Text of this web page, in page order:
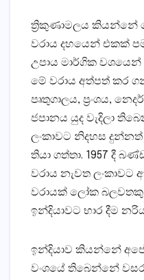
ත්‍රිකුණාමලය කියන්නේ
වරාය දහයෙන් එකක්‌
උපාය මාර්ගික වශයෙන්
මේ වරාය අත්පත් කර
පෘතුගාලය, ප්‍රංශය,
ජපානය යුද වැදිලා
ලංකාවට නිදහස
තියා ගත්තා. 1957 දී
වරාය නැවත ලංකාවට
වරායක්‌ ලෝක
ඉන්දියාවට භාර දීම
ඉන්දියාව කියන්නේ
වංශයේ තිබෙන්නේ වසර